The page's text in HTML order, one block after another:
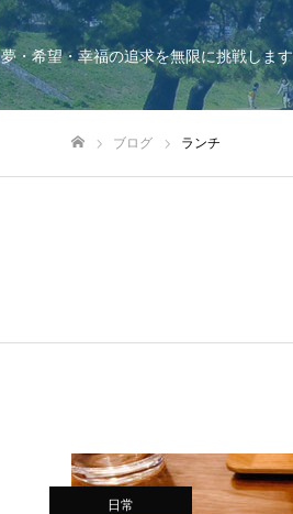
夢・希望・幸福の追求を無限に挑戦します
ブログ ランチ
日常